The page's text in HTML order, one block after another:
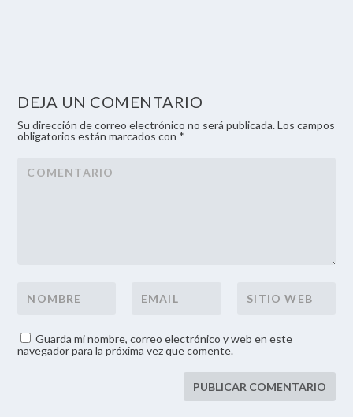
DEJA UN COMENTARIO
Su dirección de correo electrónico no será publicada. Los campos
obligatorios están marcados con *
Guarda mi nombre, correo electrónico y web en este
navegador para la próxima vez que comente.